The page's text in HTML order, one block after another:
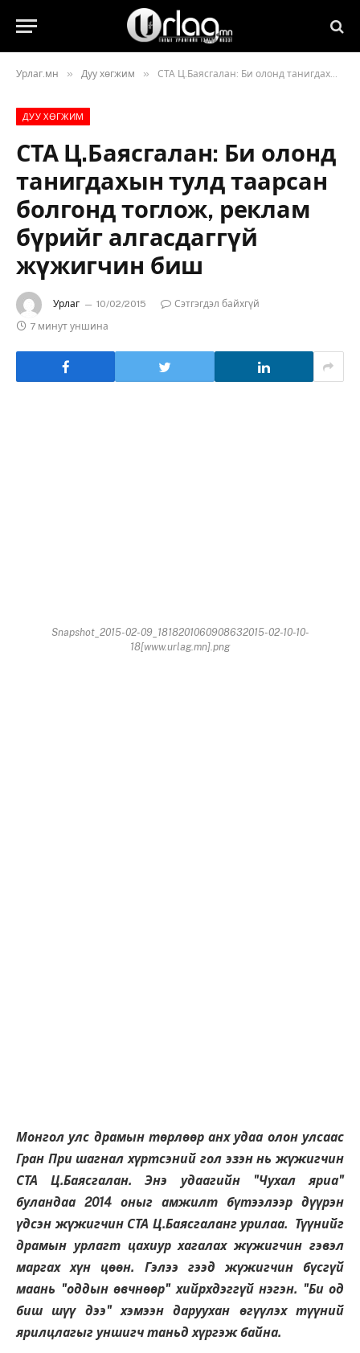
Урлаг.мн » Дуу хөгжим » СТА Ц.Баясгалан: Би олонд танигдахын тулд таарсан болгонд тоглож, реклам бүрийг алгасдаггүй жүжигчин биш
ДУУ ХӨГЖИМ
СТА Ц.Баясгалан: Би олонд
танигдахын тулд таарсан
болгонд тоглож, реклам
бүрийг алгасдаггүй
жүжигчин биш
Урлаг 10/02/2015
Сэтгэгдэл байхгүй
7 минут уншина
Snapshot_2015-02-09_1818201060908632015-02-10-10-
18[www.urlag.mn].png
Монгол улс драмын төрлөөр анх удаа олон улсаас
Гран При шагнал хүртсэний гол эзэн нь жүжигчин
СТА Ц.Баясгалан. Энэ удаагийн "Чухал яриа"
буландаа 2014 оныг амжилт бүтээлээр дүүрэн
үдсэн жүжигчин СТА Ц.Баясгаланг урилаа. Түүнийг
драмын урлагт цахиур хагалах жүжигчин гэвэл
маргах хүн цөөн. Гэлээ гээд жүжигчин бүсгүй
маань "оддын өвчнөөр" хийрхдэггүй нэгэн. "Би од
биш шүү дээ" хэмээн даруухан өгүүлэх түүний
ярилцлагыг уншигч таньд хүргэж байна.